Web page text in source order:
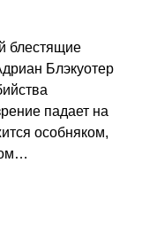
блестящие
Блэкуотер
падает на
особняком,